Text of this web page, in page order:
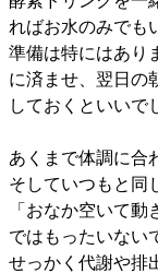
ればお水のみでも
準備は特にはあり
に済ませ、翌日の
しておくといいで
あくまで体調に合
そしていつもと同
「おなか空いて動
ではもったいない
せっかく代謝や排